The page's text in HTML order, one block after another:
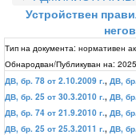
Устройствен
Тип на документа: нормативен
Обнародван/Публикуван на:
ДВ, бр. 78 от 2.10.2009 г., ДВ,
ДВ, бр. 25 от 30.3.2010 г., ДВ,
ДВ, бр. 74 от 21.9.2010 г., ДВ,
ДВ, бр. 25 от 25.3.2011 г., ДВ,